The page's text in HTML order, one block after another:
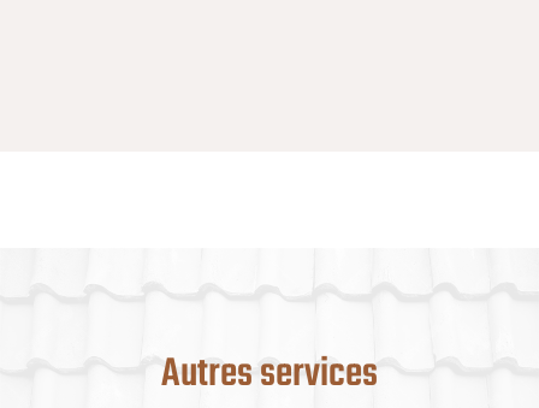
Autres services